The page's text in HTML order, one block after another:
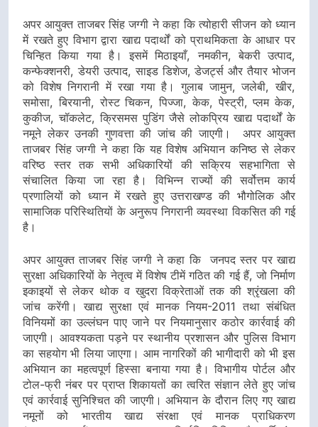
अपर आयुक्त ताजबर सिंह जग्गी ने कहा कि त्योहारी सीजन को ध्यान
में रखते हुए विभाग द्वारा खाद्य पदार्थों को प्राथमिकता के आधार पर
चिन्हित किया गया है। इसमें मिठाइयाँ, नमकीन, बेकरी उत्पाद,
कन्फेक्शनरी, डेयरी उत्पाद, साइड डिशेज, डेजर्ट्स और तैयार भोजन
को विशेष निगरानी में रखा गया है। गुलाब जामुन, जलेबी, खीर,
समोसा, बिरयानी, रोस्ट चिकन, पिज्जा, केक, पेस्ट्री, प्लम केक,
कुकीज, चॉकलेट, क्रिसमस पुडिंग जैसे लोकप्रिय खाद्य पदार्थों के
नमूने लेकर उनकी गुणवत्ता की जांच की जाएगी। अपर आयुक्त
ताजबर सिंह जग्गी ने कहा कि यह विशेष अभियान कनिष्ठ से लेकर
वरिष्ठ स्तर तक सभी अधिकारियों की सक्रिय सहभागिता से
संचालित किया जा रहा है। विभिन्न राज्यों की सर्वोत्तम कार्य
प्रणालियों को ध्यान में रखते हुए उत्तराखण्ड की भौगोलिक और
सामाजिक परिस्थितियों के अनुरूप निगरानी व्यवस्था विकसित की गई
है।
अपर आयुक्त ताजबर सिंह जग्गी ने कहा कि जनपद स्तर पर खाद्य
सुरक्षा अधिकारियों के नेतृत्व में विशेष टीमें गठित की गई हैं, जो निर्माण
इकाइयों से लेकर थोक व खुदरा विक्रेताओं तक की श्रृंखला की
जांच करेंगी। खाद्य सुरक्षा एवं मानक नियम-2011 तथा संबंधित
विनियमों का उल्लंघन पाए जाने पर नियमानुसार कठोर कार्रवाई की
जाएगी। आवश्यकता पड़ने पर स्थानीय प्रशासन और पुलिस विभाग
का सहयोग भी लिया जाएगा। आम नागरिकों की भागीदारी को भी इस
अभियान का महत्वपूर्ण हिस्सा बनाया गया है। विभागीय पोर्टल और
टोल-फ्री नंबर पर प्राप्त शिकायतों का त्वरित संज्ञान लेते हुए जांच
एवं कार्रवाई सुनिश्चित की जाएगी। अभियान के दौरान लिए गए खाद्य
नमूनों को भारतीय खाद्य संरक्षा एवं मानक प्राधिकरण